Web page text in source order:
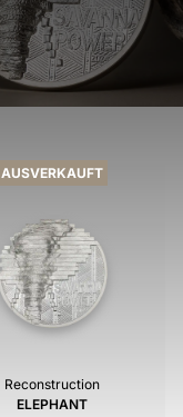
AUSVERKAUFT
Reconstruction
ELEPHANT